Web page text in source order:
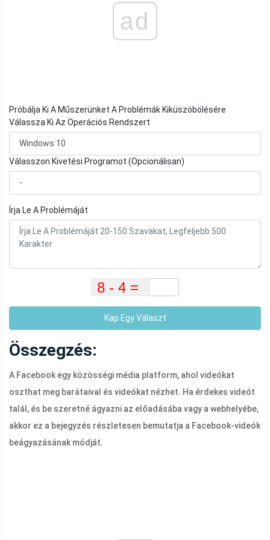
ad
Próbálja Ki A Műszerünket A Problémák Kiküszöbölésére
Válassza Ki Az Operációs Rendszert
Válasszon Kivetési Programot (Opcionálisan)
Írja Le A Problémáját
Kap Egy Választ
Összegzés:
A Facebook egy közösségi média platform, ahol videókat
oszthat meg barátaival és videókat nézhet. Ha érdekes videót
talál, és be szeretné ágyazni az előadásába vagy a webhelyébe,
akkor ez a bejegyzés részletesen bemutatja a Facebook-videók
beágyazásának módját.